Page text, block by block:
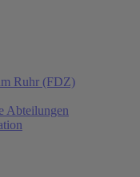
Ruhr (FDZ)
Abteilungen